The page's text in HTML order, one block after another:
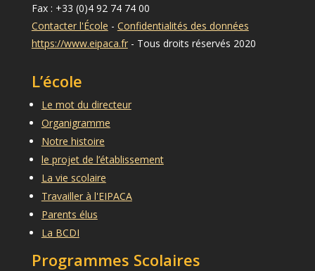
Fax : +33 (0)4 92 74 74 00
Contacter l'École - Confidentialités des données
https://www.eipaca.fr- Tous droits réservés 2020
L’école
Le mot du directeur
Organigramme
Notre histoire
le projet de l’établissement
La vie scolaire
Travailler à l'EIPACA
Parents élus
La BCDI
Programmes Scolaires